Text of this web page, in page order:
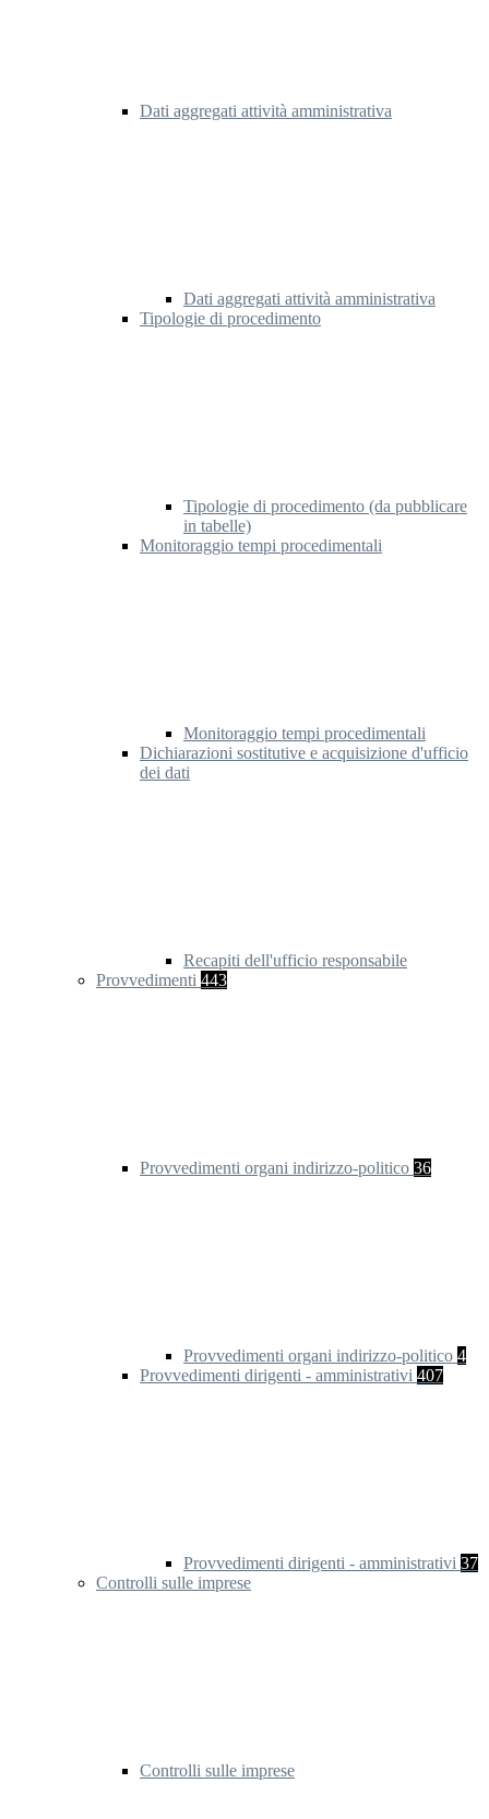
Dati aggregati attività amministrativa
Dati aggregati attività amministrativa
Tipologie di procedimento
Tipologie di procedimento (da pubblicare
in tabelle)
Monitoraggio tempi procedimentali
Monitoraggio tempi procedimentali
Dichiarazioni sostitutive e acquisizione d'ufficio
dei dati
Recapiti dell'ufficio responsabile
Provvedimenti 443
Provvedimenti organi indirizzo-politico 36
Provvedimenti organi indirizzo-politico 4
Provvedimenti dirigenti - amministrativi 407
Provvedimenti dirigenti - amministrativi 37
Controlli sulle imprese
Controlli sulle imprese